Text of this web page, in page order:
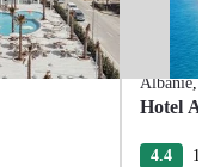
Albánie,
Hotel
4.4